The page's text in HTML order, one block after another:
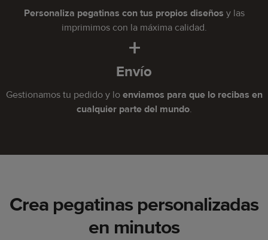
Personaliza pegatinas con tus propios diseños y las
imprimimos con la máxima calidad.
+
Envío
Gestionamos tu pedido y lo enviamos para que lo recibas en
cualquier parte del mundo.
Crea pegatinas personalizadas
en minutos